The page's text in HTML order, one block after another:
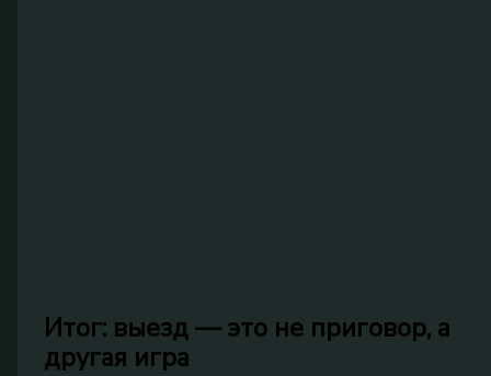
Итог: выезд — это не приговор, а
другая игра